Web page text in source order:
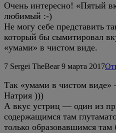
Очень интересно! «Пятый
любимый :-)
Не могу себе представить
который бы сымитировал
«умами» в чистом виде.
7 Sergei TheBear 9 марта 2017
Так «умами в чистом виде»
Натрия )))
А вкус устриц — один из
содержащимся там
только образовавшимся там